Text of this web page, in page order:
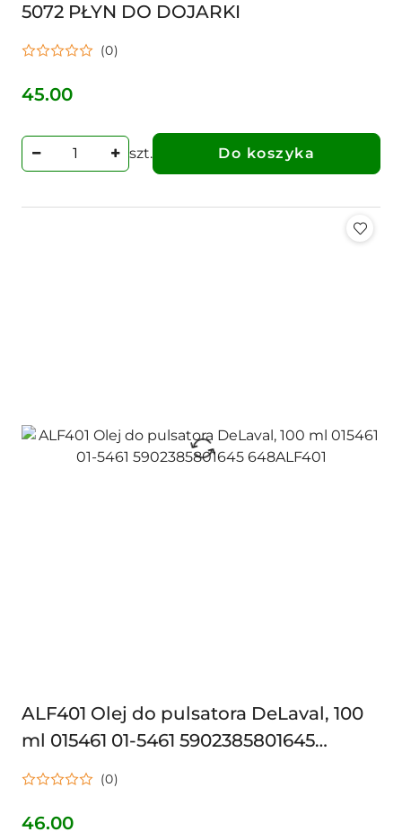
5072 PŁYN DO DOJARKI
(0)
Cena:
45.00
szt. Do koszyka
ALF401 Olej do pulsatora DeLaval, 100
ml 015461 01-5461 5902385801645
648ALF401
(0)
46.00